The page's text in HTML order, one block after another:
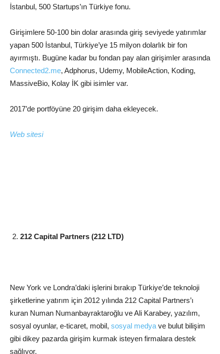
İstanbul, 500 Startups’ın Türkiye fonu.
Girişimlere 50-100 bin dolar arasında giriş seviyede yatırımlar
yapan 500 İstanbul, Türkiye’ye 15 milyon dolarlık bir fon
ayırmıştı. Bugüne kadar bu fondan pay alan girişimler arasında
Connected2.me, Adphorus, Udemy, MobileAction, Koding,
MassiveBio, Kolay İK gibi isimler var.
2017’de portföyüne 20 girişim daha ekleyecek.
Web sitesi
212 Capital Partners (212 LTD)
New York ve Londra’daki işlerini bırakıp Türkiye’de teknoloji
şirketlerine yatırım için 2012 yılında 212 Capital Partners’ı
kuran Numan Numanbayraktaroğlu ve Ali Karabey, yazılım,
sosyal oyunlar, e-ticaret, mobil, sosyal medya ve bulut bilişim
gibi dikey pazarda girişim kurmak isteyen firmalara destek
sağlıyor.